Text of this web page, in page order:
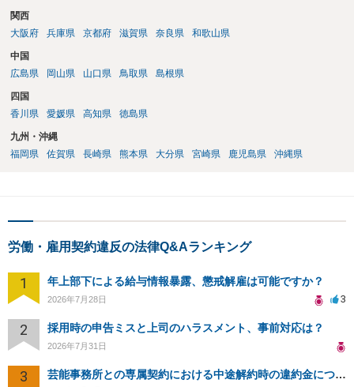
関西
大阪府
兵庫県 京都府 滋賀県 奈良県 和歌山県
中国
広島県
岡山県 山口県 鳥取県 島根県
四国
香川県
愛媛県 高知県 徳島県
九州・沖縄
福岡県
佐賀県 長崎県 熊本県 大分県 宮崎県 鹿児島県 沖縄県
労働・雇用契約違反の法律Q&Aランキング
1 年上部下による給与情報暴露、懲戒解雇は可能ですか？
2026年7月28日 3
2 採用時の申告ミスと上司のハラスメント、事前対応は？
2026年7月31日
3 芸能事務所との専属契約における中途解約時の違約金について相談したいです